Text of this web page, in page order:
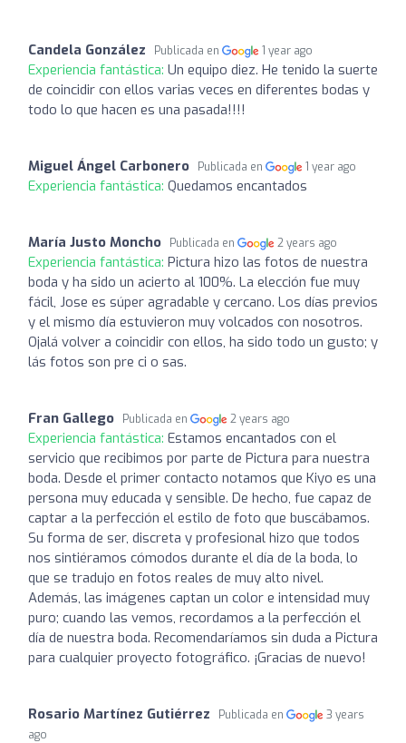
Candela González Publicada en 1 year ago
Experiencia fantástica: Un equipo diez. He tenido la suerte
de coincidir con ellos varias veces en diferentes bodas y
todo lo que hacen es una pasada!!!!
Miguel Ángel Carbonero Publicada en 1 year ago
Experiencia fantástica: Quedamos encantados
María Justo Moncho Publicada en 2 years ago
Experiencia fantástica: Pictura hizo las fotos de nuestra
boda y ha sido un acierto al 100%. La elección fue muy
fácil, Jose es súper agradable y cercano. Los días previos
y el mismo día estuvieron muy volcados con nosotros.
Ojalá volver a coincidir con ellos, ha sido todo un gusto; y
lás fotos son pre ci o sas.
Fran Gallego Publicada en 2 years ago
Experiencia fantástica: Estamos encantados con el
servicio que recibimos por parte de Pictura para nuestra
boda. Desde el primer contacto notamos que Kiyo es una
persona muy educada y sensible. De hecho, fue capaz de
captar a la perfección el estilo de foto que buscábamos.
Su forma de ser, discreta y profesional hizo que todos
nos sintiéramos cómodos durante el día de la boda, lo
que se tradujo en fotos reales de muy alto nivel.
Además, las imágenes captan un color e intensidad muy
puro; cuando las vemos, recordamos a la perfección el
día de nuestra boda. Recomendaríamos sin duda a Pictura
para cualquier proyecto fotográfico. ¡Gracias de nuevo!
Rosario Martínez Gutiérrez Publicada en
3 years
ago